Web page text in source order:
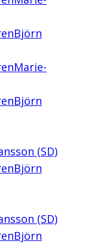
Björn
Marie-
Björn
(SD)
Björn
(SD)
Björn